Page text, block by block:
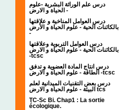
درس علم الوراثة البشرية -علوم
الحياة و الارض -
درس العوامل المناخية و علاقتها
بالكائنات الحية - علوم الحياة و الأرض
-
درس العوامل التربوية وعلاقتها
بالكائنات الحية - علوم الحياة و الارض
-tcsc
درس انتاج المادة العضوية و تدفق
الطاقة - علوم الحياة و الارض -tcsc
درس بعض التقنيات الميدانية لعلم
البيئة - علوم الحياة و الارض tcs
TC-Sc Bi. Chap1 : La sortie
écologique.